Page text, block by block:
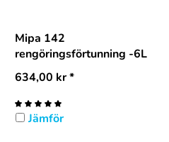
Mipa 142
rengöringsförtunning -6L
634,00 kr*
Jämför